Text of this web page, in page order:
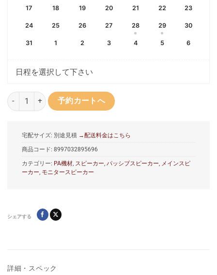
17 18 19 20 21 22 23
24 25 26 27 28 29 30
31 1 2 3 4 5 6
日程を選択して下さい
YAMAHA CBR12 12インチ スピーカー個
予約カートへ
宅配サイズ: 別途見積→配送料金はこちら
商品コード: 8997032895696
カテゴリー: PA機材, スピーカー パッシブスピーカー
メインスピ
ーカー モニタースピーカー
シェアする
詳細・スペック